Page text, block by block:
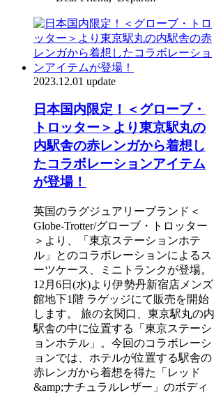
2023.12.01 update
日本国内限定！＜グローブ・
トロッター＞より東京駅丸の
内駅舎の赤レンガから着想し
たコラボレーションアイテム
が登場！
英国のラグジュアリーブランド＜
Globe-Trotter/グローブ・トロッター
＞より、「東京ステーションホテ
ル」とのコラボレーションによるス
ーツケース、ミニトランクが登場。
12月6日(水)より伊勢丹新宿店メンズ
館地下1階 ラゲッジにて販売を開始
します。 旅の玄関口、東京駅丸の内
駅舎の中に位置する「東京ステーシ
ョンホテル」。今回のコラボレーシ
ョンでは、ホテルが位置する駅舎の
赤レンガから着想を得た「レッド
&amp;ナチュラルレザー」のボディ